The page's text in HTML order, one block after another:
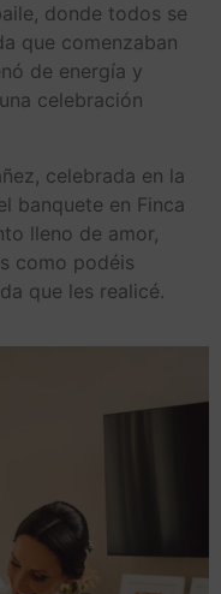
donde todos se
que comenzaban
de energía y
celebración
celebrada en la
banquete en Finca
lleno de amor,
como podéis
que les realicé.